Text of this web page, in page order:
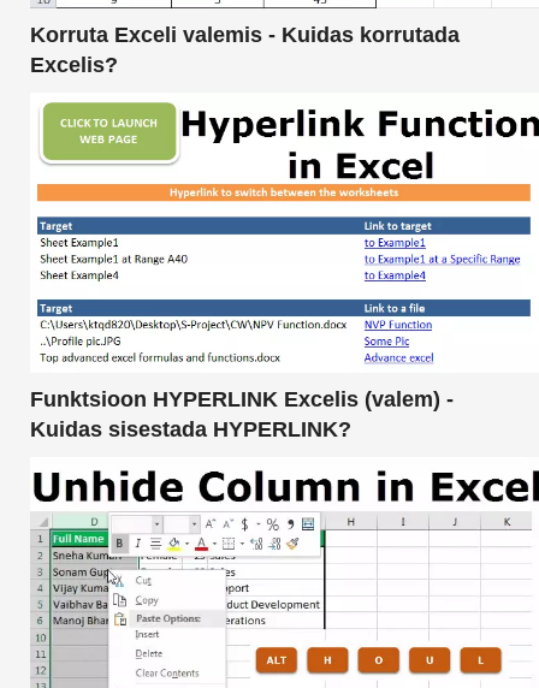
Korruta Exceli valemis - Kuidas korrutada
Excelis?
Funktsioon HYPERLINK Excelis (valem) -
Kuidas sisestada HYPERLINK?